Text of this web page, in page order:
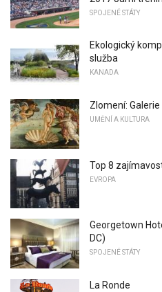
SPOJENÉ STÁTY
Ekologický
služba
KANADA
Zlomení: Galerie
UMĚNÍ A KULTURA
Top 8
EVROPA
Georgetown
DC)
SPOJENÉ STÁTY
La Ronde